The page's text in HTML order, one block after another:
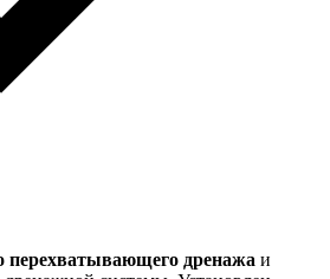
перехватывающего дренажа и